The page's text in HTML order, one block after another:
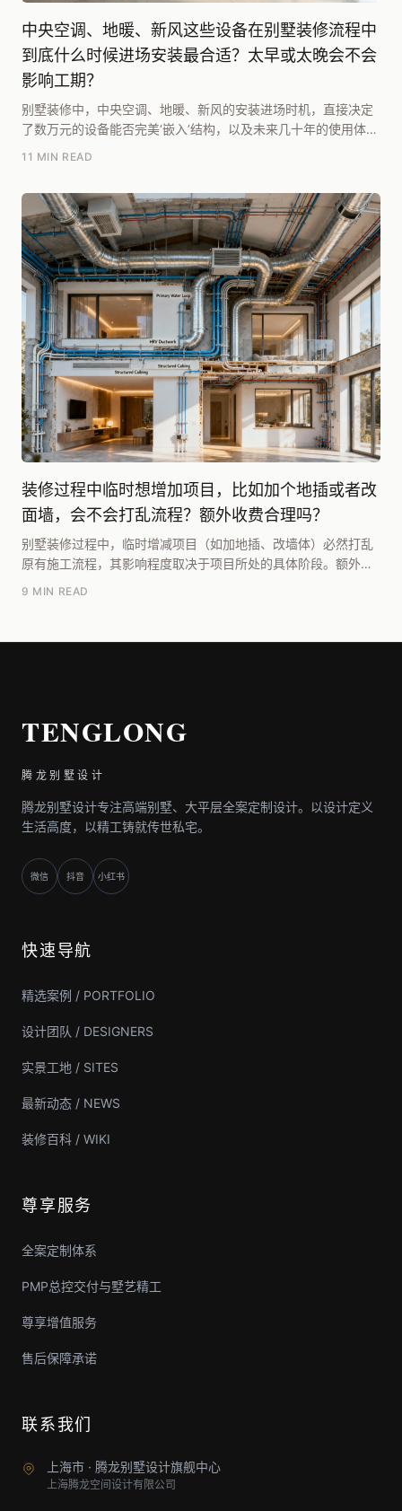
中央空调、地暖、新风这些设备在别墅装修流程中
到底什么时候进场安装最合适？太早或太晚会不会
影响工期？
别墅装修中，中央空调、地暖、新风的安装进场时机，直接决定
了数万元的设备能否完美‘嵌入’结构，以及未来几十年的使用体
11 MIN READ
装修过程中临时想增加项目，比如加个地插或者改
面墙，会不会打乱流程？额外收费合理吗？
别墅装修过程中，临时增减项目（如加地插、改墙体）必然打乱
原有施工流程，其影响程度取决于项目所处的具体阶段。额外收
9 MIN READ
TENGLONG
腾龙别墅设计
腾龙别墅设计专注高端别墅、大平层全案定制设计。以设计定义
生活高度，以精工铸就传世私宅。
微信 抖音 小红书
快速导航
精选案例 / PORTFOLIO
设计团队 / DESIGNERS
实景工地 / SITES
最新动态 / NEWS
装修百科 / WIKI
尊享服务
全案定制体系
PMP总控交付与墅艺精工
尊享增值服务
售后保障承诺
联系我们
上海市 · 腾龙别墅设计旗舰中心
上海腾龙空间设计有限公司